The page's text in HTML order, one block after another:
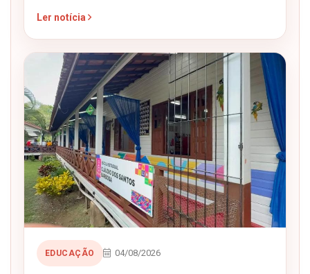
Ler notícia
EDUCAÇÃO 04/08/2026